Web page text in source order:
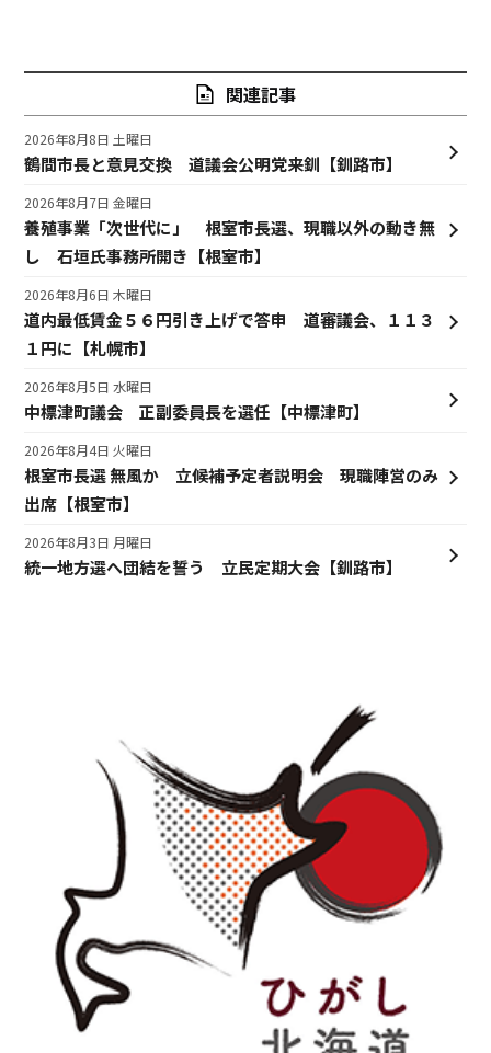
関連記事
鶴間市長と意見交換 道議会公明党来釧【釧路市】
2026年8月8日 土曜日
養殖事業「次世代に」 根室市長選、現職以外の動き無
し 石垣氏事務所開き【根室市】
2026年8月7日 金曜日
道内最低賃金５６円引き上げで答申 道審議会、１１３
１円に【札幌市】
2026年8月6日 木曜日
中標津町議会 正副委員長を選任【中標津町】
2026年8月5日 水曜日
根室市長選 無風か 立候補予定者説明会 現職陣営のみ
出席【根室市】
2026年8月4日 火曜日
統一地方選へ団結を誓う 立民定期大会【釧路市】
2026年8月3日 月曜日